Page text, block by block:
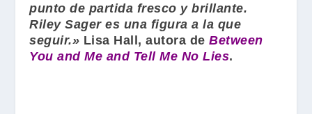
punto de partida fresco y brillante.
Riley Sageres una figura a la que
seguir.» Lisa Hall , autora deBetween
You and Me and Tell Me No Lies.